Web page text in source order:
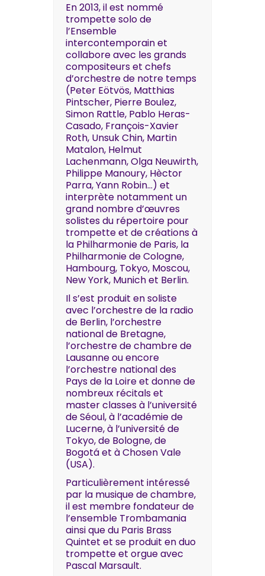
En 2013, il est nommé
trompette solo de
l’Ensemble
intercontemporain et
collabore avec les grands
compositeurs et chefs
d’orchestre de notre temps
(Peter Eötvös, Matthias
Pintscher, Pierre Boulez,
Simon Rattle, Pablo Heras-
Casado, François-Xavier
Roth, Unsuk Chin, Martin
Matalon, Helmut
Lachenmann, Olga Neuwirth,
Philippe Manoury, Hèctor
Parra, Yann Robin…) et
interprète notamment un
grand nombre d’œuvres
solistes du répertoire pour
trompette et de créations à
la Philharmonie de Paris, la
Philharmonie de Cologne,
Hambourg, Tokyo, Moscou,
New York, Munich et Berlin.
Il s’est produit en soliste
avec l’orchestre de la radio
de Berlin, l’orchestre
national de Bretagne,
l’orchestre de chambre de
Lausanne ou encore
l’orchestre national des
Pays de la Loire et donne de
nombreux récitals et
master classes à l’université
de Séoul, à l’académie de
Lucerne, à l’université de
Tokyo, de Bologne, de
Bogotá et à Chosen Vale
(USA).
Particulièrement intéressé
par la musique de chambre,
il est membre fondateur de
l’ensemble Trombamania
ainsi que du Paris Brass
Quintet et se produit en duo
trompette et orgue avec
Pascal Marsault.